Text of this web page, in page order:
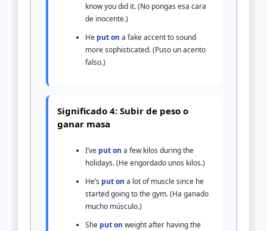
know you did it. (No pongas esa cara
de inocente.)
He put on a fake accent to sound
more sophisticated. (Puso un acento
falso.)
Significado 4: Subir de peso o
ganar masa
I’ve put on a few kilos during the
holidays. (He engordado unos kilos.)
He’s put on a lot of muscle since he
started going to the gym. (Ha ganado
mucho músculo.)
She put on weight after having the